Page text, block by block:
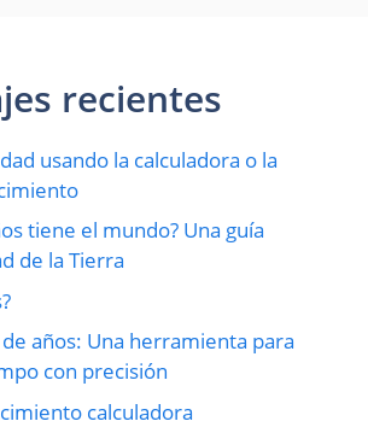
recientes
usando la calculadora o la
tiene el mundo? Una guía
de la Tierra
años: Una herramienta para
con precisión
calculadora